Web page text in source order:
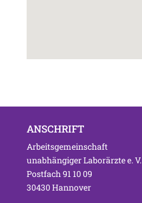
ANSCHRIFT
Arbeitsgemeinschaft
unabhängiger Laborärzte e. V.
Postfach 91 10 09
30430 Hannover